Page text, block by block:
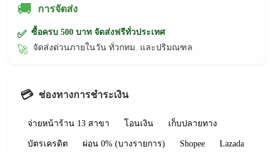
🚚 การจัดส่ง
✅ ซื้อครบ 500 บาท จัดส่งฟรีทั่วประเทศ
🚀 จัดส่งด่วนภายในวัน ทั่วกทม. และปริมณฑล
💳 ช่องทางการชำระเงิน
จ่ายหน้าร้าน 13 สาขา โอนเงิน เก็บปลายทาง
บัตรเครดิต ผ่อน 0% (บางรายการ) Shopee Lazada